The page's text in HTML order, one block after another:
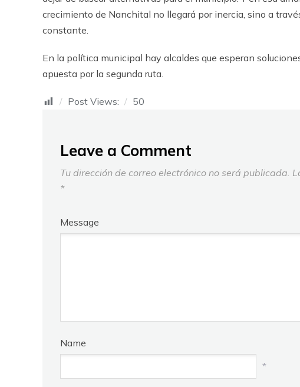
crecimiento de Nanchital no llegará por inercia, sino a
constante.
En la política municipal hay alcaldes que esperan
apuesta por la segunda ruta.
Post Views: 50
Leave a Comment
Tu dirección de correo electrónico no será publicada.
*
Message
Name
*